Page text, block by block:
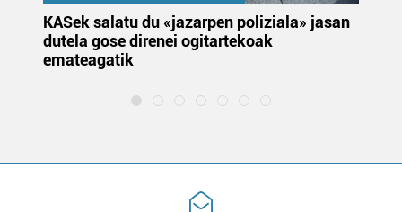
KASek salatu du «jazarpen poliziala» jasan
dutela gose direnei ogitartekoak
emateagatik